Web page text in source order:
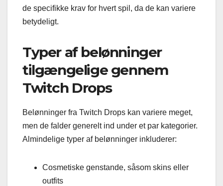
de specifikke krav for hvert spil, da de kan variere
betydeligt.
Typer af belønninger
tilgængelige gennem
Twitch Drops
Belønninger fra Twitch Drops kan variere meget,
men de falder generelt ind under et par kategorier.
Almindelige typer af belønninger inkluderer:
Cosmetiske genstande, såsom skins eller
outfits